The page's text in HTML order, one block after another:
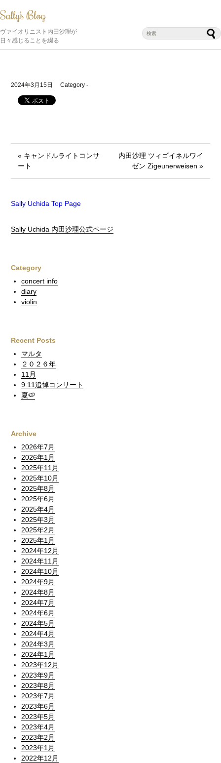
ヴァイオリニスト内田沙理が
日々感じることを綴る
2024年3月15日 Category -
« キャンドルライトコンサ
ート
内田沙理 ツィゴイネルワイ
ゼン Zigeunerweisen »
Sally Uchida Top Page
Sally Uchida 内田沙理公式ページ
Category
concert info
diary
violin
Recent Posts
マルタ
２０２６年
11月
9.11追悼コンサート
夏🍉
Archive
2026年7月
2026年1月
2025年11月
2025年10月
2025年8月
2025年6月
2025年4月
2025年3月
2025年2月
2025年1月
2024年12月
2024年11月
2024年10月
2024年9月
2024年8月
2024年7月
2024年6月
2024年5月
2024年4月
2024年3月
2024年1月
2023年12月
2023年9月
2023年8月
2023年7月
2023年6月
2023年5月
2023年4月
2023年2月
2023年1月
2022年12月